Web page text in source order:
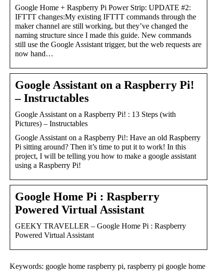
Google Home + Raspberry Pi Power Strip: UPDATE #2:
IFTTT changes:My existing IFTTT commands through the
maker channel are still working, but they’ve changed the
naming structure since I made this guide. New commands
still use the Google Assistant trigger, but the web requests are
now hand…
Google Assistant on a Raspberry Pi!
– Instructables
Google Assistant on a Raspberry Pi! : 13 Steps (with
Pictures) – Instructables
Google Assistant on a Raspberry Pi!: Have an old Raspberry
Pi sitting around? Then it’s time to put it to work! In this
project, I will be telling you how to make a google assistant
using a Raspberry Pi!
Google Home Pi : Raspberry
Powered Virtual Assistant
GEEKY TRAVELLER – Google Home Pi : Raspberry
Powered Virtual Assistant
Keywords: google home raspberry pi, raspberry pi google home